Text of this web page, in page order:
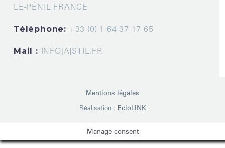
LE-PÉNIL FRANCE
Téléphone: +33 (0) 1 64 37 17 65
Mail : INFO[A]STIL.FR
Mentions légales
Réalisation : EcloLINK
Manage consent